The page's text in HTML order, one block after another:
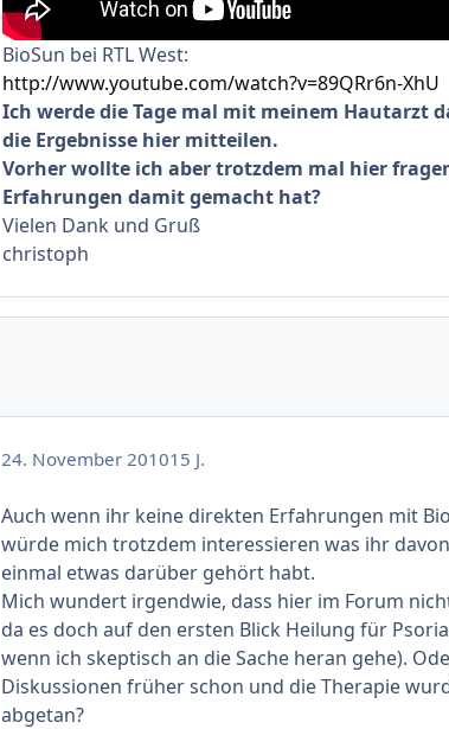
BioSun bei RTL West:
http://www.youtube.com/watch?v=89QRr6n-XhU
Ich werde die Tage mal mit meinem Hautarzt
die Ergebnisse hier mitteilen.
Vorher wollte ich aber trotzdem mal hier
Erfahrungen damit gemacht hat?
Vielen Dank und Gruß
christoph
24. November 201015 J.
Auch wenn ihr keine direkten Erfahrungen mit
würde mich trotzdem interessieren was ihr
einmal etwas darüber gehört habt.
Mich wundert irgendwie, dass hier im Forum
da es doch auf den ersten Blick Heilung für
wenn ich skeptisch an die Sache heran gehe).
Diskussionen früher schon und die Therapie
abgetan?